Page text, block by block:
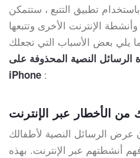
تطبيق التتبع ، ستتمكن
الإنترنت الأخرى وتتبعها
بعض الأسباب التي تجعلك
الرسائل النصية المحذوفة على
iPhone :
من الأخطار عبر الإنترنت
عرض الرسائل النصية لأطفالك
أنشطتهم عبر الإنترنت. بهذه